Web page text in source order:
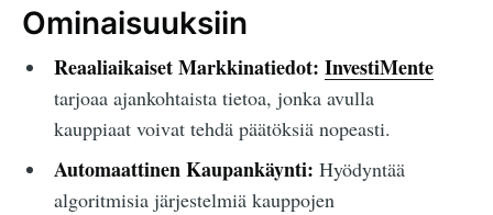
Ominaisuuksiin
Reaaliaikaiset Markkinatiedot: InvestiMente
tarjoaa ajankohtaista tietoa, jonka avulla
kauppiaat voivat tehdä päätöksiä nopeasti.
Automaattinen Kaupankäynti: Hyödyntää
algoritmisia järjestelmiä kauppojen